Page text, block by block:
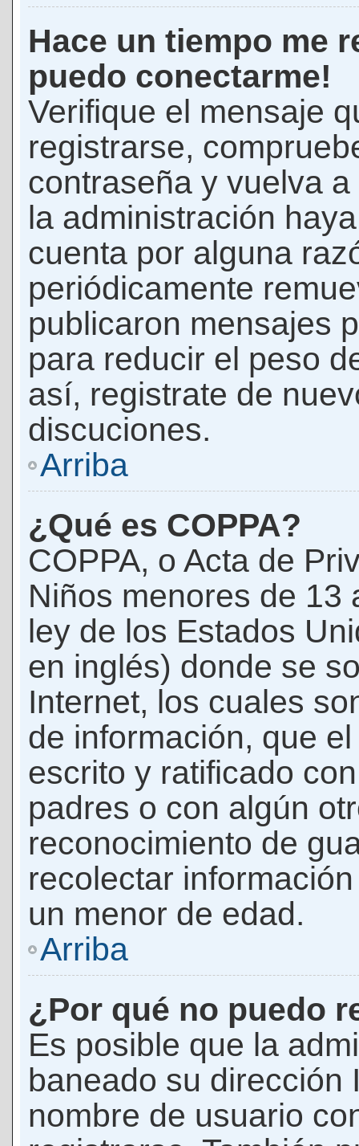
Hace un tiempo me
puedo conectarme!
Verifique el mensaje
registrarse,
contraseña y vuelva
la administración
cuenta por alguna
periódicamente
publicaron mensajes
para reducir el peso
así, registrate de
discuciones.
Arriba
¿Qué es COPPA?
COPPA, o Acta de
Niños menores de 13
ley de los Estados
en inglés) donde se
Internet, los cuales
de información, que
escrito y ratificado
padres o con algún
reconocimiento de
recolectar
un menor de edad.
Arriba
¿Por qué no puedo
Es posible que la
baneado su dirección
nombre de usuario